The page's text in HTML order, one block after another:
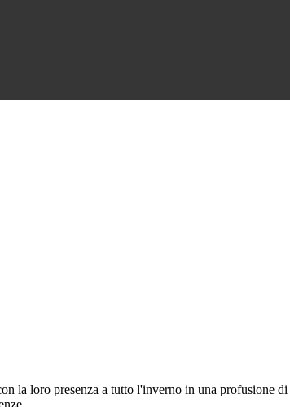
la loro presenza a tutto l'inverno in una profusione di